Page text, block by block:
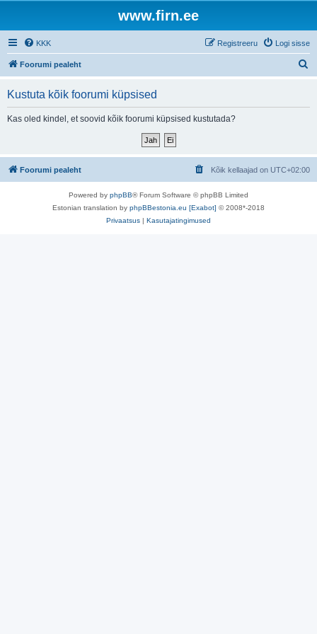
www.firn.ee
KKK Logi sisse
Registreeru
Foorumi pealeht
Kustuta kõik foorumi küpsised
Kas oled kindel, et soovid kõik foorumi küpsised kustutada?
Foorumi pealeht Kõik kellaajad on UTC+02:00
Powered by phpBB® Forum Software © phpBB Limited
Estonian translation by phpBBestonia.eu [Exabot] © 2008*-2018
Privaatsus | Kasutajatingimused